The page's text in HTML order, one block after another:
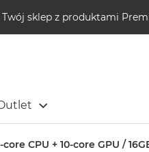
sklep z produktami
CPU + 10-core GPU /